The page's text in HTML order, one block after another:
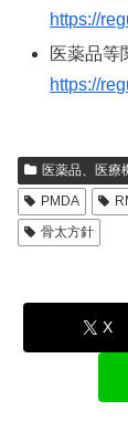
https://
医薬品等
https://
医薬品、医療
PMDA
骨太方針
X